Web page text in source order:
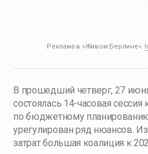
Реклама в «Живом Берлине»:
В прошедший четверг, 27
состоялась 14-часовая сессия
по бюджетному
урегулирован ряд нюансов.
затрат большая коалиция к